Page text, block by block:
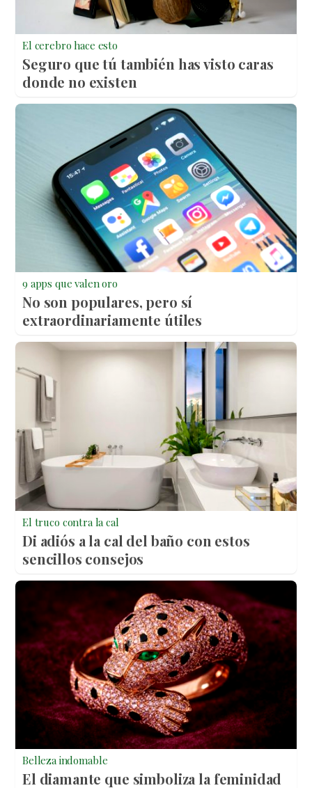
El cerebro hace esto
Seguro que tú también has visto caras
donde no existen
9 apps que valen oro
No son populares, pero sí
extraordinariamente útiles
El truco contra la cal
Di adiós a la cal del baño con estos
sencillos consejos
Belleza indomable
El diamante que simboliza la feminidad